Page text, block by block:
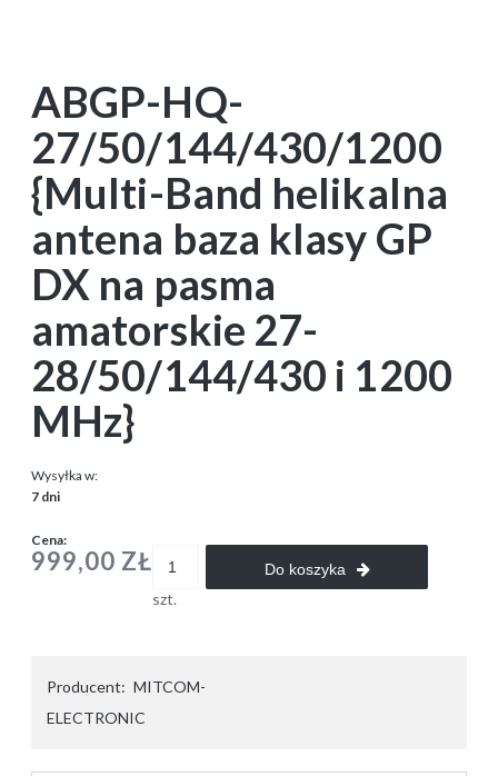
ABGP-HQ-
27/50/144/430/1200
{Multi-Band helikalna
antena baza klasy GP
DX na pasma
amatorskie 27-
28/50/144/430 i 1200
MHz}
Wysyłka w:
7 dni
Cena:
999,00 ZŁ
szt.
Do koszyka
Producent: MITCOM-
ELECTRONIC